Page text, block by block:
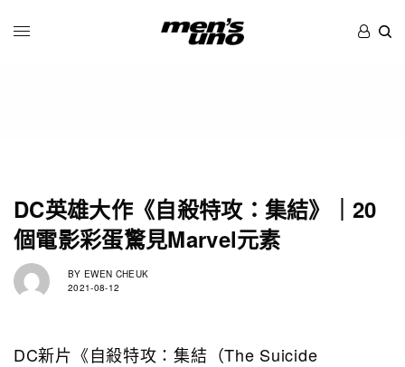
DC英雄大作《自殺特攻：集結》｜20
個電影彩蛋驚見Marvel元素
BY EWEN CHEUK
2021-08-12
DC新片《自殺特攻：集結（The Suicide